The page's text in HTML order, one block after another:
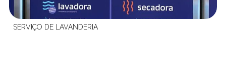
SERVIÇO DE LAVANDERIA